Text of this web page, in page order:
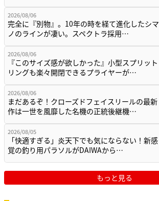
2026/08/06
完全に『別物』。10年の時を経て進化したシマ
ノのラインが凄い。スペクトラ採用…
2026/08/06
『このサイズ感が欲しかった』小型スプリット
リングも楽々開閉できるプライヤーが…
2026/08/06
まだあるぞ！クローズドフェイスリールの最新
作は一世を風靡した名機の正統後継機…
2026/08/05
「快適すぎる」炎天下でも気にならない！新感
覚の釣り用パラソルがDAIWAから…
もっと見る